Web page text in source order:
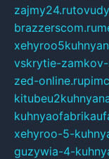
zajmy24.ru
brazzerscom.ru
vskrytie-zamkov-
zed-online.ru
xehyroo-5-
guzywia-4-